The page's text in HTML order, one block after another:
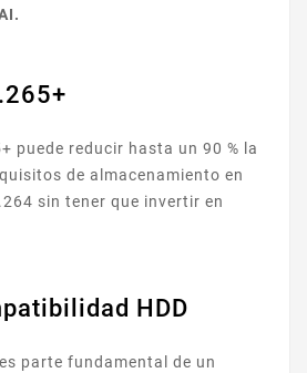
puede reducir hasta un 90 % la
de almacenamiento en
sin tener que invertir en
HDD
parte fundamental de un